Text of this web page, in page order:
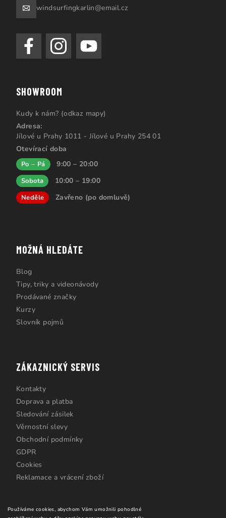
Používáme cookies, abychom Vám umožnili pohodlné
windsurfingkarlin@email.cz
SHOWROOM
Kudy k nám? (odkaz mapy)
Adresa:
Jílové u Prahy 1011 - Jílové u Prahy 254 01
Otevírací doba
Po – Pá 9:00 – 20:00
Sobota 10:00 – 19:00
Neděle Zavřeno (po domluvě)
MOŽNÁ HLEDÁTE
Blog
Tipy, triky a videonávody
Prodávané značky
Kurzy
Slovník pojmů
ZÁKAZNICKÝ SERVIS
Kontakty
Doprava a platba
Sledování zásilek
Věrnostní slevy
Obchodní podmínky
GDPR
Cookies
Reklamace a vrácení zboží